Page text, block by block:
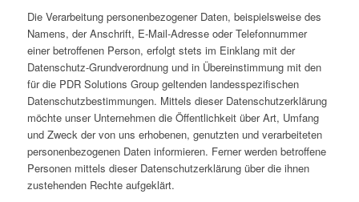
Die Verarbeitung personenbezogener Daten, beispielsweise des
Namens, der Anschrift, E-Mail-Adresse oder Telefonnummer
einer betroffenen Person, erfolgt stets im Einklang mit der
Datenschutz-Grundverordnung und in Übereinstimmung mit den
für die PDR Solutions Group geltenden landesspezifischen
Datenschutzbestimmungen. Mittels dieser Datenschutzerklärung
möchte unser Unternehmen die Öffentlichkeit über Art, Umfang
und Zweck der von uns erhobenen, genutzten und verarbeiteten
personenbezogenen Daten informieren. Ferner werden betroffene
Personen mittels dieser Datenschutzerklärung über die ihnen
zustehenden Rechte aufgeklärt.